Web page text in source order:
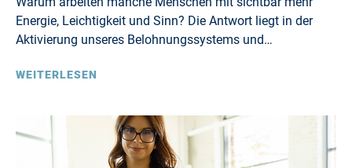
Energie, Leichtigkeit und Sinn? Die Antwort liegt in der
Aktivierung unseres Belohnungssystems und…
WEITERLESEN